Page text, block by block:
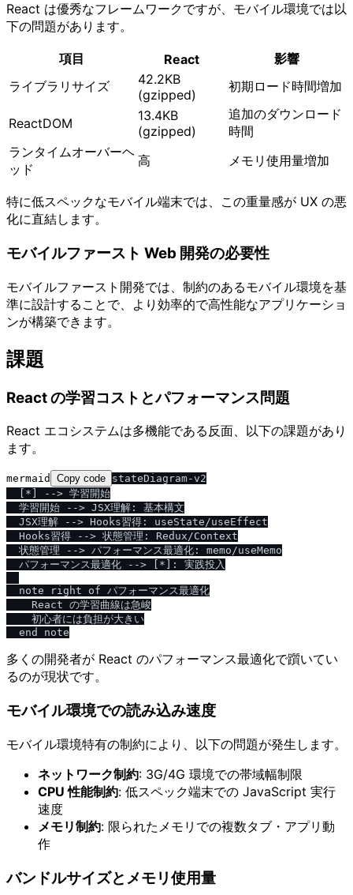
React は優秀なフレームワークですが、モバイル環境では以
下の問題があります。
項目 React
影響
ライブラリサイズ
42.2KB
(gzipped)
初期ロード時間増加
ReactDOM
13.4KB
(gzipped)
追加のダウンロード
時間
ランタイムオーバーヘ
ッド
高 メモリ使用量増加
特に低スペックなモバイル端末では、この重量感が UX の悪
化に直結します。
モバイルファースト Web 開発の必要性
モバイルファースト開発では、制約のあるモバイル環境を基
準に設計することで、より効率的で高性能なアプリケーショ
ンが構築できます。
課題
React の学習コストとパフォーマンス問題
React エコシステムは多機能である反面、以下の課題があり
ます。
mermaid Copy code stateDiagram-v2
  [*] --> 学習開始
  学習開始 --> JSX理解: 基本構文
  JSX理解 --> Hooks習得: useState/useEffect
  Hooks習得 --> 状態管理: Redux/Context
  状態管理 --> パフォーマンス最適化: memo/useMemo
  パフォーマンス最適化 --> [*]: 実践投入
  note right of パフォーマンス最適化
    React の学習曲線は急峻
    初心者には負担が大きい
多くの開発者が React のパフォーマンス最適化で躓いてい
るのが現状です。
モバイル環境での読み込み速度
モバイル環境特有の制約により、以下の問題が発生します。
ネットワーク制約: 3G/4G 環境での帯域幅制限
CPU 性能制約: 低スペック端末での JavaScript 実行
速度
メモリ制約: 限られたメモリでの複数タブ・アプリ動
作
バンドルサイズとメモリ使用量